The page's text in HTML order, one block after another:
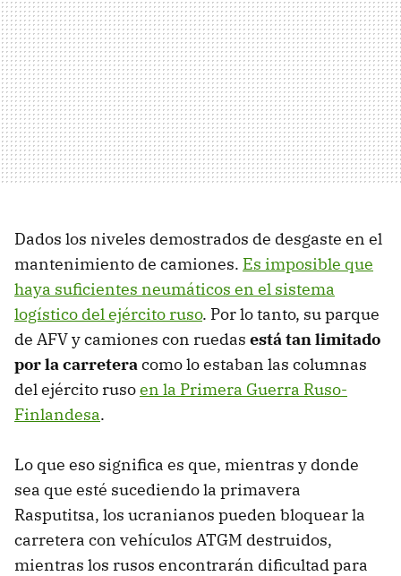
Dados los niveles demostrados de desgaste en el
mantenimiento de camiones. Es imposible que
haya suficientes neumáticos en el sistema
logístico del ejército ruso. Por lo tanto, su parque
de AFV y camiones con ruedas está tan limitado
por la carreteracomo lo estaban las columnas
del ejército rusoen la Primera Guerra Ruso-
Finlandesa.
Lo que eso significa es que, mientras y donde
sea que esté sucediendo la primavera
Rasputitsa, los ucranianos pueden bloquear la
carretera con vehículos ATGM destruidos,
mientras los rusos encontrarán dificultad para